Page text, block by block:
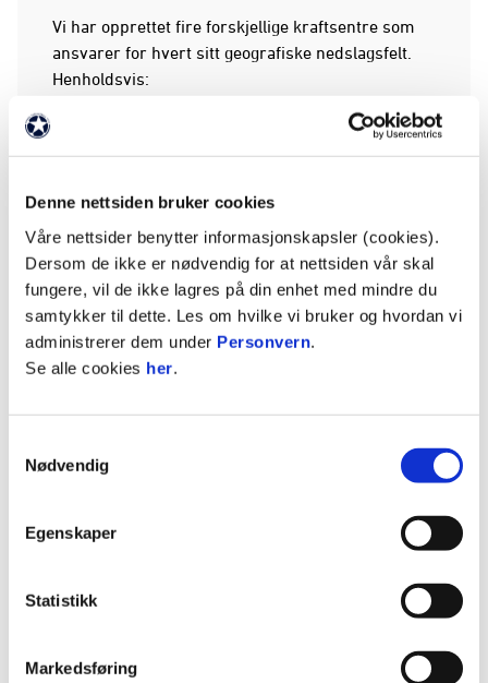
Denne nettsiden bruker cookies
Våre nettsider benytter informasjonskapsler (cookies).
Dersom de ikke er nødvendig for at nettsiden vår skal
fungere, vil de ikke lagres på din enhet med mindre du
samtykker til dette. Les om hvilke vi bruker og hvordan vi
administrerer dem under Personvern.
Se alle cookies her.
Nødvendig
Egenskaper
Statistikk
Markedsføring
Vi har opprettet fire forskjellige kraftsentre som
ansvarer for hvert sitt geografiske nedslagsfelt.
Henholdsvis:
Sunnhordland
og
Etne, Vindafjord og indre strøk.
FK Haugesund tilbyr et utvidet tilbud til jenter og
klubber som geografisk hører til de fire